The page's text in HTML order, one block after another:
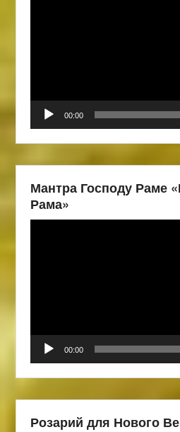
00:00
Мантра Господу Раме
Рама»
00:00
Розарий для Нового